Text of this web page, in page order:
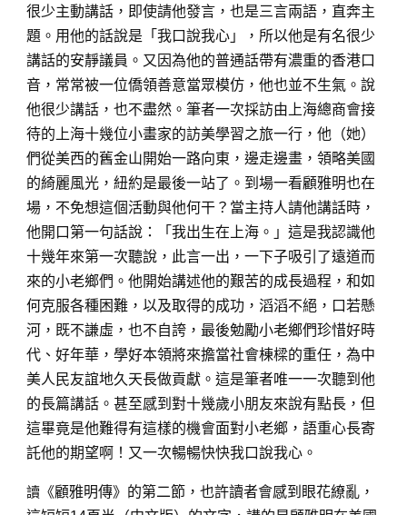
很少主動講話，即使請他發言，也是三言兩語，直奔主
題。用他的話說是「我口說我心」，所以他是有名很少
講話的安靜議員。又因為他的普通話帶有濃重的香港口
音，常常被一位僑領善意當眾模仿，他也並不生氣。說
他很少講話，也不盡然。筆者一次採訪由上海總商會接
待的上海十幾位小畫家的訪美學習之旅一行，他（她）
們從美西的舊金山開始一路向東，邊走邊畫，領略美國
的綺麗風光，紐約是最後一站了。到場一看顧雅明也在
場，不免想這個活動與他何干？當主持人請他講話時，
他開口第一句話說：「我出生在上海。」這是我認識他
十幾年來第一次聽說，此言一出，一下子吸引了遠道而
來的小老鄉們。他開始講述他的艱苦的成長過程，和如
何克服各種困難，以及取得的成功，滔滔不絕，口若懸
河，既不謙虛，也不自誇，最後勉勵小老鄉們珍惜好時
代、好年華，學好本領將來擔當社會棟樑的重任，為中
美人民友誼地久天長做貢獻。這是筆者唯一一次聽到他
的長篇講話。甚至感到對十幾歲小朋友來說有點長，但
這畢竟是他難得有這樣的機會面對小老鄉，語重心長寄
託他的期望啊！又一次暢暢快快我口說我心。
讀 《顧雅明傳》的第二節，也許讀者會感到眼花繚亂，